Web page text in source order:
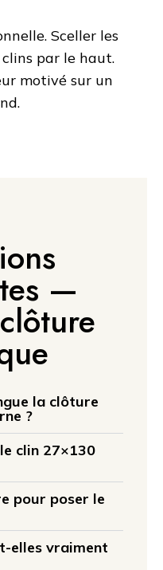
Sceller les
par le haut.
motivé sur un
—
la clôture
?
clin 27×130
pour poser le
elles vraiment